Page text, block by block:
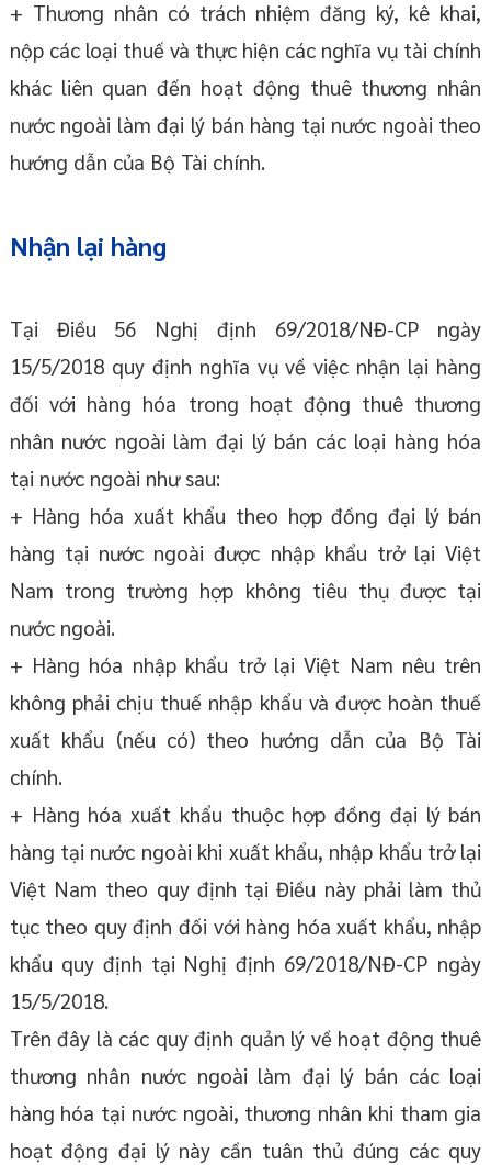
+ Thương nhân có trách nhiệm đăng ký, kê khai,
nộp các loại thuế và thực hiện các nghĩa vụ tài chính
khác liên quan đến hoạt động thuê thương nhân
nước ngoài làm đại lý bán hàng tại nước ngoài theo
hướng dẫn của Bộ Tài chính.
Nhận lại hàng
Tại Điều 56 Nghị định 69/2018/NĐ-CP ngày
15/5/2018 quy định nghĩa vụ về việc nhận lại hàng
đối với hàng hóa trong hoạt động thuê thương
nhân nước ngoài làm đại lý bán các loại hàng hóa
tại nước ngoài như sau:
+ Hàng hóa xuất khẩu theo hợp đồng đại lý bán
hàng tại nước ngoài được nhập khẩu trở lại Việt
Nam trong trường hợp không tiêu thụ được tại
nước ngoài.
+ Hàng hóa nhập khẩu trở lại Việt Nam nêu trên
không phải chịu thuế nhập khẩu và được hoàn thuế
xuất khẩu (nếu có) theo hướng dẫn của Bộ Tài
chính.
+ Hàng hóa xuất khẩu thuộc hợp đồng đại lý bán
hàng tại nước ngoài khi xuất khẩu, nhập khẩu trở lại
Việt Nam theo quy định tại Điều này phải làm thủ
tục theo quy định đối với hàng hóa xuất khẩu, nhập
khẩu quy định tại Nghị định 69/2018/NĐ-CP ngày
15/5/2018.
Trên đây là các quy định quản lý về hoạt động thuê
thương nhân nước ngoài làm đại lý bán các loại
hàng hóa tại nước ngoài, thương nhân khi tham gia
hoạt động đại lý này cần tuân thủ đúng các quy